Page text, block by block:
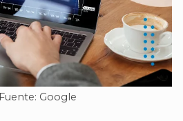
Fuente: Google